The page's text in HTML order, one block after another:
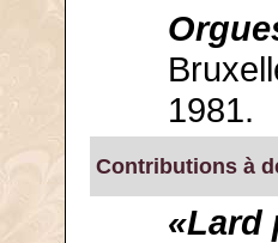
1981.
Contributions à
«Lard